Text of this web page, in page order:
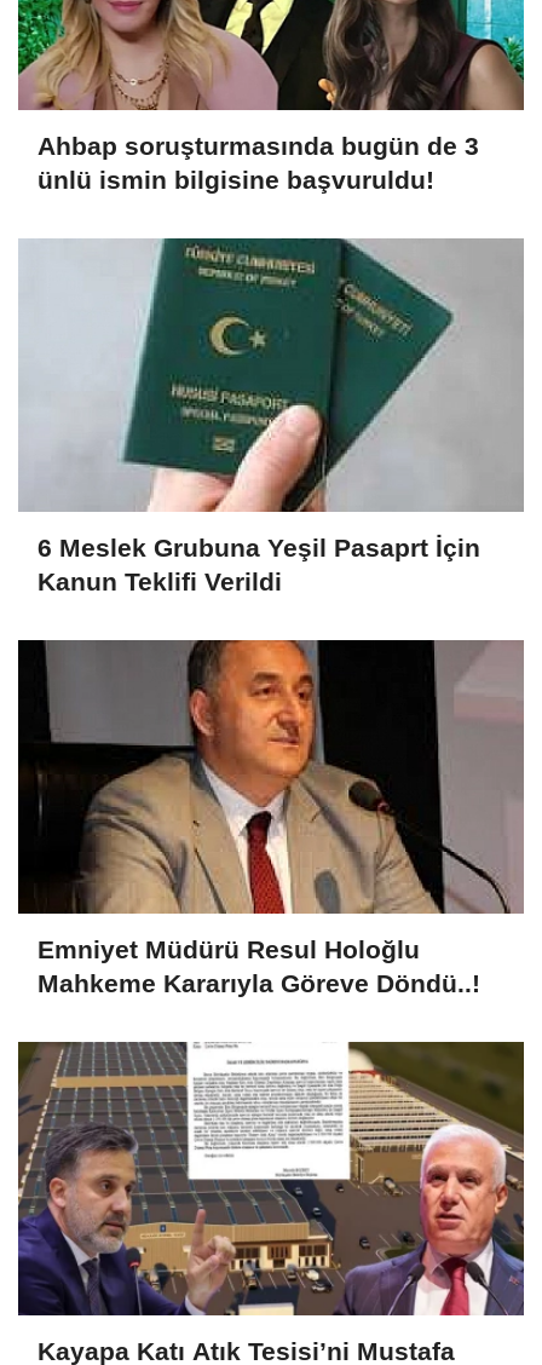
Ahbap soruşturmasında bugün de 3
ünlü ismin bilgisine başvuruldu!
6 Meslek Grubuna Yeşil Pasaprt İçin
Kanun Teklifi Verildi
Emniyet Müdürü Resul Holoğlu
Mahkeme Kararıyla Göreve Döndü..!
Kayapa Katı Atık Tesisi’ni Mustafa